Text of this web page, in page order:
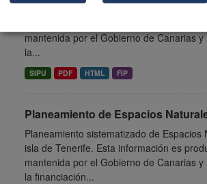
isla de Gran Canaria. Esta información
mantenida por el Gobierno de Canarias
la...
SIPU PDF HTML FIP
Planeamiento de Espacios
Planeamiento sistematizado de Espacios
isla de Tenerife. Esta información es
mantenida por el Gobierno de Canarias
la financiación...